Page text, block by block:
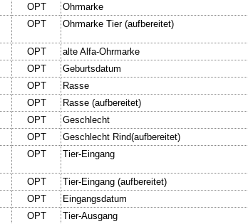
OPT Ohrmarke
OPT Ohrmarke Tier (aufbereitet)
OPT
alte Alfa-Ohrmarke
OPT Geburtsdatum
OPT Rasse
OPT Rasse (aufbereitet)
OPT Geschlecht
OPT Geschlecht Rind(aufbereitet)
OPT Tier-Eingang
OPT Tier-Eingang (aufbereitet)
OPT Eingangsdatum
OPT Tier-Ausgang